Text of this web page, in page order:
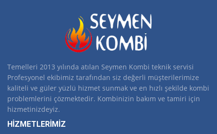
Temelleri 2013 yılında atılan Seymen Kombi teknik servisi
Profesyonel ekibimiz tarafından siz değerli müşterilerimize
kaliteli ve güler yüzlü hizmet sunmak ve en hızlı şekilde kombi
problemlerini çözmektedir. Kombinizin bakım ve tamiri için
hizmetinizdeyiz.
HİZMETLERİMİZ